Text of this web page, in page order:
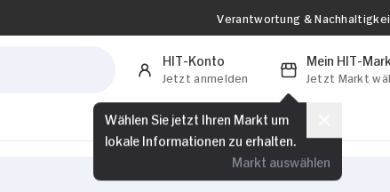
Verantwortung &
HIT-Konto
Jetzt anmelden
Mein HIT-
Jetzt Markt
Wählen Sie jetzt Ihren Markt um
lokale Informationen zu erhalten.
Markt auswählen